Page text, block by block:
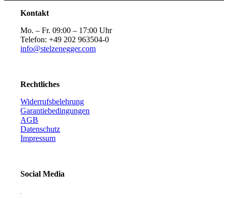
Kontakt
Mo. – Fr. 09:00 – 17:00 Uhr
Telefon: +49 202 963504-0
info@stelzenegger.com
Rechtliches
Widerrufsbelehrung
Garantiebedingungen
AGB
Datenschutz
Impressum
Social Media